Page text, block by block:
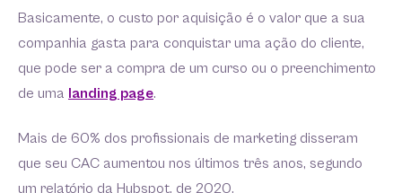
Basicamente, o custo por aquisição é o valor que a sua
companhia gasta para conquistar uma ação do cliente,
que pode ser a compra de um curso ou o preenchimento
de uma landing page.
Mais de 60% dos profissionais de marketing disseram
que seu CAC aumentou nos últimos três anos, segundo
um relatório da Hubspot, de 2020.